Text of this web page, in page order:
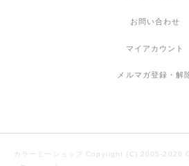
お問い合わせ
マイアカウント
メルマガ登録・解
カラーミーショップ Copyright (C) 2005-2026